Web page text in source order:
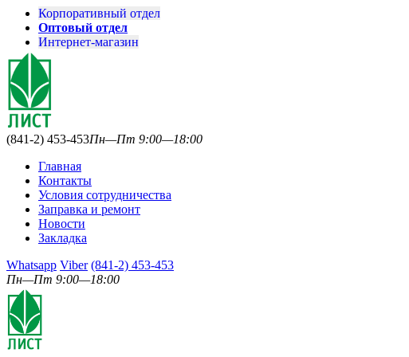
Корпоративный отдел
Оптовый отдел
Интернет-магазин
(841-2) 453-453Пн—Пт 9:00—18:00
Главная
Контакты
Условия сотрудничества
Заправка и ремонт
Новости
Закладка
Whatsapp Viber (841-2) 453-453
Пн—Пт 9:00—18:00